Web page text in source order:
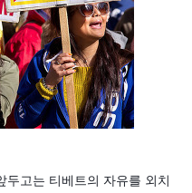
고는 티베트의 자유를 외치